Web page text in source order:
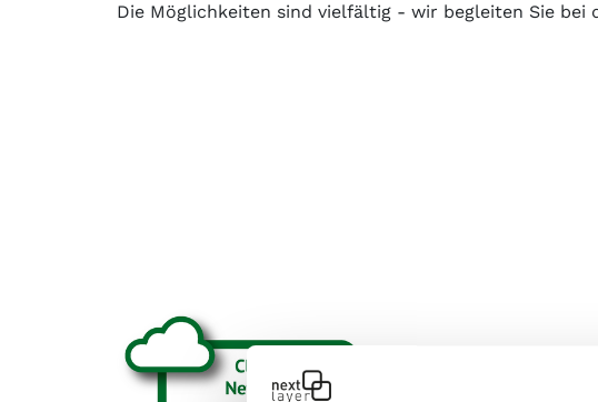
Die Möglichkeiten sind vielfältig - wir begleiten Sie bei